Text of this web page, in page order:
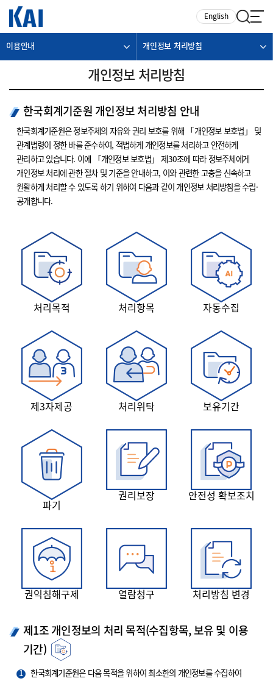
English
이용안내 개인정보 처리방침
개인정보 처리방침
한국회계기준원 개인정보 처리방침 안내
한국회계기준원은 정보주체의 자유와 권리 보호를 위해 「개인정보 보호법」 및
관계법령이 정한 바를 준수하여, 적법하게 개인정보를 처리하고 안전하게
관리하고 있습니다. 이에 「개인정보 보호법」 제30조에 따라 정보주체에게
개인정보 처리에 관한 절차 및 기준을 안내하고, 이와 관련한 고충을 신속하고
원활하게 처리할 수 있도록 하기 위하여 다음과 같이 개인정보 처리방침을 수립·
공개합니다.
처리목적 처리항목 자동수집
제3자제공 처리위탁 보유기간
파기
권리보장 안전성 확보조치
권익침해구제 열람청구 처리방침 변경
제1조 개인정보의 처리 목적(수집항목, 보유 및 이용
기간)
1
한국회계기준원은 다음 목적을 위하여 최소한의 개인정보를 수집하여